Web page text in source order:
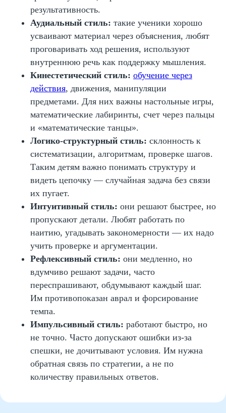
результативность.
Аудиальный стиль: такие ученики хорошо
усваивают материал через объяснения, любят
проговаривать ход решения, используют
внутреннюю речь как поддержку мышления.
Кинестетический стиль: обучение через
действия, движения, манипуляции
предметами. Для них важны настольные игры,
математические лабиринты, счет через пальцы
и «математические танцы».
Логико-структурный стиль: склонность к
систематизации, алгоритмам, проверке шагов.
Таким детям важно понимать структуру и
видеть цепочку — случайная задача без связи
их пугает.
Интуитивный стиль: они решают быстрее, но
пропускают детали. Любят работать по
наитию, угадывать закономерности — их надо
учить проверке и аргументации.
Рефлексивный стиль: они медленно, но
вдумчиво решают задачи, часто
переспрашивают, обдумывают каждый шаг.
Им противопоказан аврал и форсирование
темпа.
Импульсивный стиль: работают быстро, но
не точно. Часто допускают ошибки из-за
спешки, не дочитывают условия. Им нужна
обратная связь по стратегии, а не по
количеству правильных ответов.
Кроме смягчения эмоций, родители могут
структурировать пространство для учебы:
режим и игровые форматы. Роль семьи — не
в объяснении, а в создании условий: не за
ребенка решать задачи, а помогать задавать
себе вопросы, направлять, предлагать
альтернативные способы. Внимательный,
деликатный взрослый, который сам уважает
и интересуется цифрами, становится
моделью познавательного отношения к
математике — без соревновательной логики
и страха «быть хуже».
Дозированная длительность
Игровая подача извлечения
Подходы, которые помогут
избежать перегрузки и
страха перед задачами